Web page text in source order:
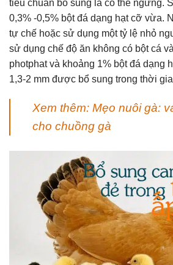
tiêu chuẩn bổ sung là có thể ngừng.
0,3% -0,5% bột đá dạng hạt cỡ vừa.
tự chế hoặc sử dụng một tỷ lệ nhỏ
sử dụng chế độ ăn không có bột cá
photphat và khoảng 1% bột đá dạng
1,3-2 mm được bổ sung trong thời
Xem thêm: Mẹo nuôi gà:
cho chuồng gà